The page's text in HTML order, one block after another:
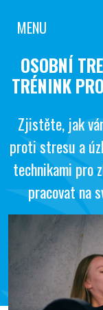
MENU
OSOBNÍ
TRÉNINK
Zjistěte, jak
proti stresu a
technikami pro
pracovat na